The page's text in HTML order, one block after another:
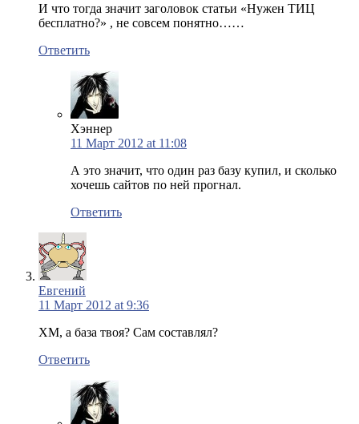
И что тогда значит заголовок статьи «Нужен ТИЦ
бесплатно?» , не совсем понятно……
Ответить
Хэннер
11 Март 2012 at 11:08
А это значит, что один раз базу купил, и сколько
хочешь сайтов по ней прогнал.
Ответить
Евгений
11 Март 2012 at 9:36
ХМ, а база твоя? Сам составлял?
Ответить